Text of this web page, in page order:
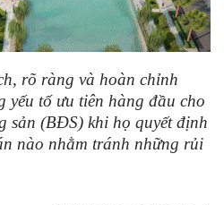
rõ ràng và hoàn chỉnh
yếu tố ưu tiên hàng đầu cho
sản (BĐS) khi họ quyết định
nào nhằm tránh những rủi